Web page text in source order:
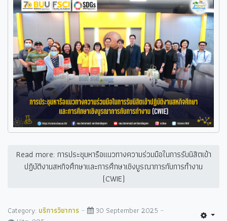
Read more: การประชุมหารือแนวทางความร่วมมือในการรับนิสิตเข้า
ปฏิบัติงานสหกิจศึกษาและการศึกษาเชิงบูรณาการกับการทำงาน
(CWIE)
Category: บริการวิชาการ
30 September 2025